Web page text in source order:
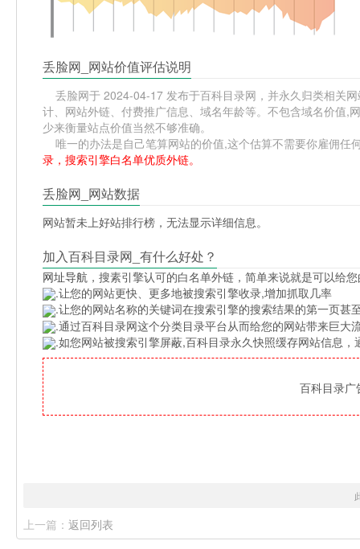
丢脸网_网站价值评估说明
丢脸网于 2024-04-17 发布于百科目录网，并永久归类相关
计、网站外链、付费推广信息、域名年龄等。不包含域名价值
少来衡量站点价值当然不够准确。
唯一的办法是自己笔算网站的价值,这个估算不需要你雇佣任
录，搜索引擎白名单优质外链。
丢脸网_网站数据
网站暂未上好站排行榜，无法显示详细信息。
加入百科目录网_有什么好处？
网址导航 ，搜素引擎认可的白名单外链，简单来说就是可以给
.让您的网站更快、更多地被搜索引擎收录,增加抓取几率
.让您的网站名称的关键词在搜索引擎的搜索结果的第一页甚
.通过百科目录网这个分类目录平台从而给您的网站带来巨大
.如您网站被搜索引擎屏蔽,百科目录永久快照缓存网站信息
百科目录
上一篇： 返回列表